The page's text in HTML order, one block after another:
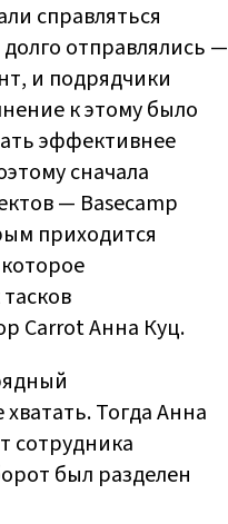
справляться
отправлялись —
и подрядчики
к этому было
эффективнее
сначала
— Basecamp
приходится
Carrot Анна Куц.
Тогда Анна
сотрудника
был разделен